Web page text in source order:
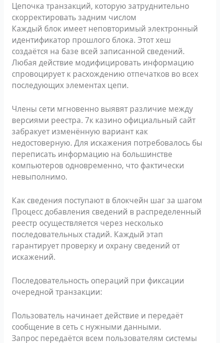
Цепочка транзакций, которую затруднительно
скорректировать задним числом
Каждый блок имеет неповторимый электронный
идентификатор прошлого блока. Этот хеш
создаётся на базе всей записанной сведений.
Любая действие модифицировать информацию
спровоцирует к расхождению отпечатков во всех
последующих элементах цепи.
Члены сети мгновенно выявят различие между
версиями реестра. 7к казино официальный сайт
забракует изменённую вариант как
недостоверную. Для искажения потребовалось бы
переписать информацию на большинстве
компьютеров одновременно, что фактически
невыполнимо.
Как сведения поступают в блокчейн шаг за шагом
Процесс добавления сведений в распределенный
реестр осуществляется через несколько
последовательных стадий. Каждый этап
гарантирует проверку и охрану сведений от
искажений.
Последовательность операций при фиксации
очередной транзакции:
Пользователь начинает действие и передаёт
сообщение в сеть с нужными данными.
Запрос передаётся всем пользователям системы